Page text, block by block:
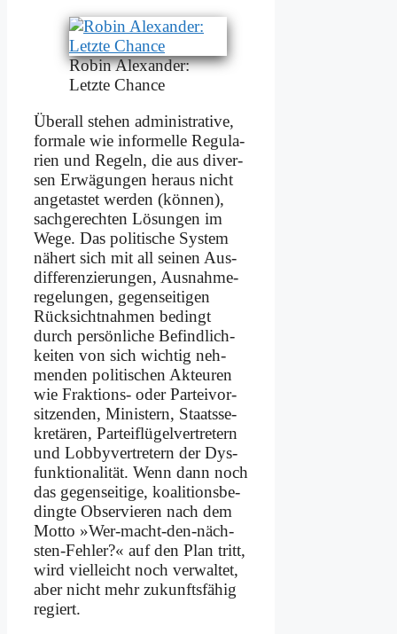
Ro­bin Alex­an­der:
Letz­te Chan­ce
Über­all ste­hen ad­mi­ni­stra­ti­ve,
for­ma­le wie in­for­mel­le Re­gu­la­
ri­en und Re­geln, die aus di­ver­
sen Er­wä­gun­gen her­aus nicht
an­ge­ta­stet wer­den (kön­nen),
sach­ge­rech­ten Lö­sun­gen im
We­ge. Das po­li­ti­sche Sy­stem
nä­hert sich mit all sei­nen Aus­
dif­fe­ren­zie­run­gen, Aus­nah­me­
re­ge­lun­gen, ge­gen­sei­ti­gen
Rück­sicht­nah­men be­dingt
durch per­sön­li­che Be­find­lich­
kei­ten von sich wich­tig neh­
men­den po­li­ti­schen Ak­teu­ren
wie Frak­ti­ons- oder Par­tei­vor­
sit­zen­den, Mi­ni­stern, Staats­se­
kre­tä­ren, Par­tei­flü­gel­ver­tre­tern
und Lob­by­ver­tre­tern der Dys­
funk­tio­na­li­tät. Wenn dann noch
das ge­gen­sei­ti­ge, ko­ali­ti­ons­be­
ding­te Ob­ser­vie­ren nach dem
Mot­to »Wer-macht-den-näch­
sten-Feh­ler?« auf den Plan tritt,
wird viel­leicht noch ver­wal­tet,
aber nicht mehr zu­kunfts­fä­hig
re­giert.